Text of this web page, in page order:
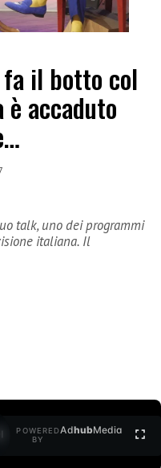
fa il botto col
è accaduto
talk, uno dei programmi
italiana. Il
POWERED
BY
AdhubMedia